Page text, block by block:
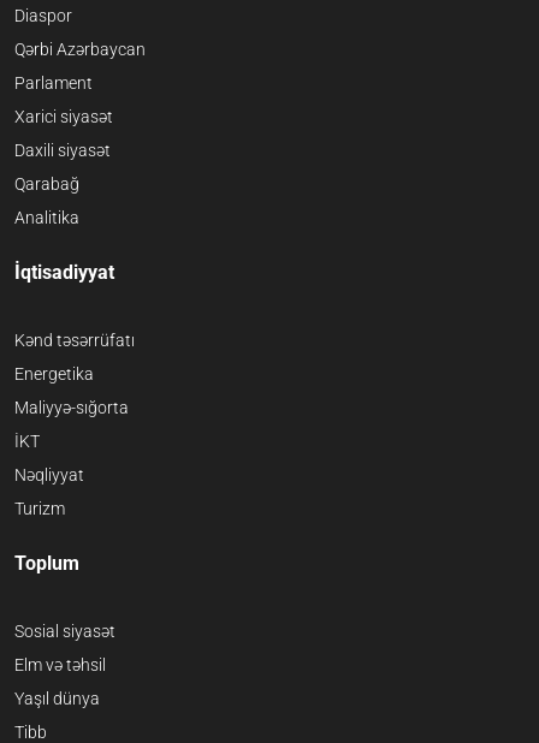
Diaspor
Qərbi Azərbaycan
Parlament
Xarici siyasət
Daxili siyasət
Qarabağ
Analitika
İqtisadiyyat
Kənd təsərrüfatı
Energetika
Maliyyə-sığorta
İKT
Nəqliyyat
Turizm
Toplum
Sosial siyasət
Elm və təhsil
Yaşıl dünya
Tibb